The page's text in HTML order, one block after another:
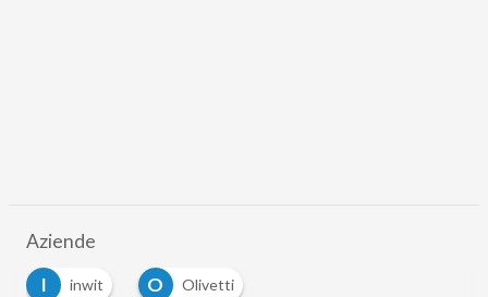
Aziende
I
inwit O Olivetti